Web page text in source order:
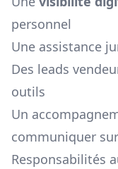
personnel
Une assistance
Des leads
outils
Un
communiquer
Responsabilités